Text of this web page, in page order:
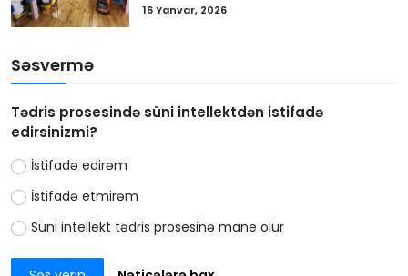
16 Yanvar, 2026
Səsvermə
Tədris prosesində süni intellektdən istifadə
edirsinizmi?
İstifadə edirəm
İstifadə etmirəm
Süni intellekt tədris prosesinə mane olur